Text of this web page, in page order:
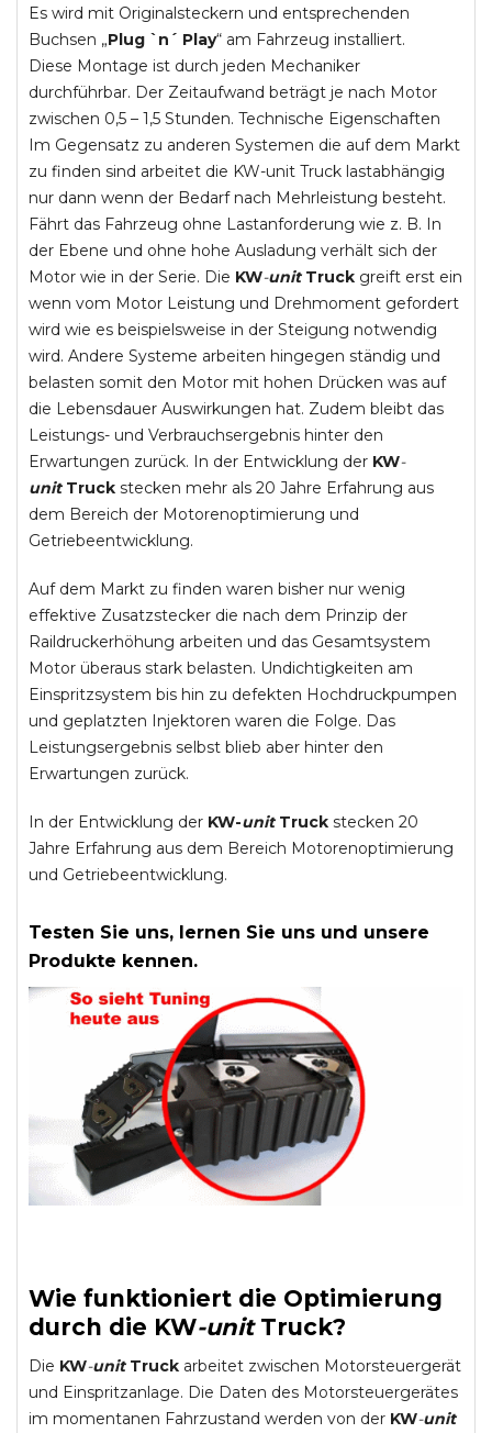
Es wird mit Originalsteckern und entsprechenden
Buchsen „Plug `n´ Play“ am Fahrzeug installiert.
Diese Montage ist durch jeden Mechaniker
durchführbar. Der Zeitaufwand beträgt je nach Motor
zwischen 0,5 – 1,5 Stunden. Technische Eigenschaften
Im Gegensatz zu anderen Systemen die auf dem Markt
zu finden sind arbeitet die KW-unit Truck lastabhängig
nur dann wenn der Bedarf nach Mehrleistung besteht.
Fährt das Fahrzeug ohne Lastanforderung wie z. B. In
der Ebene und ohne hohe Ausladung verhält sich der
Motor wie in der Serie. Die KW-unit Truck greift erst ein
wenn vom Motor Leistung und Drehmoment gefordert
wird wie es beispielsweise in der Steigung notwendig
wird. Andere Systeme arbeiten hingegen ständig und
belasten somit den Motor mit hohen Drücken was auf
die Lebensdauer Auswirkungen hat. Zudem bleibt das
Leistungs- und Verbrauchsergebnis hinter den
Erwartungen zurück. In der Entwicklung der KW-
unit Truck stecken mehr als 20 Jahre Erfahrung aus
dem Bereich der Motorenoptimierung und
Getriebeentwicklung.
Auf dem Markt zu finden waren bisher nur wenig
effektive Zusatzstecker die nach dem Prinzip der
Raildruckerhöhung arbeiten und das Gesamtsystem
Motor überaus stark belasten. Undichtigkeiten am
Einspritzsystem bis hin zu defekten Hochdruckpumpen
und geplatzten Injektoren waren die Folge. Das
Leistungsergebnis selbst blieb aber hinter den
Erwartungen zurück.
In der Entwicklung der KW-unitTruck stecken 20
Jahre Erfahrung aus dem Bereich Motorenoptimierung
und Getriebeentwicklung.
Testen Sie uns, lernen Sie uns und unsere
Produkte kennen.
Wie funktioniert die Optimierung
durch die KW-unit Truck?
Die KW-unit Truck arbeitet zwischen Motorsteuergerät
und Einspritzanlage. Die Daten des Motorsteuergerätes
im momentanen Fahrzustand werden von der KW-unit